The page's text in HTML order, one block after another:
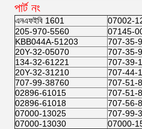
পার্ট নং
এনএফইবি 1601 07002-
205-970-5560
07145-
KBB044A-51203
707-35-
20Y-32-05070
707-35-
134-32-61221
707-39-
20Y-32-31210
707-44-
707-99-38760
707-51-
02896-61015
707-51-
02896-61018
707-56-
07000-13025
707-99-
07000-13030
07000-